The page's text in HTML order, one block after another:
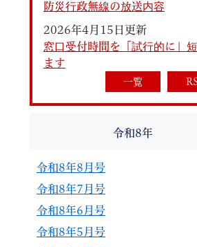
妊娠・出産 子育て
音声読み上げ
携帯サイト
防災行政無線の放送内容
2026年4月15日更新
窓口受付時間を「試行的に」
ます
一覧
令和8年
令和8年8月号
令和8年7月号
令和8年6月号
令和8年5月号